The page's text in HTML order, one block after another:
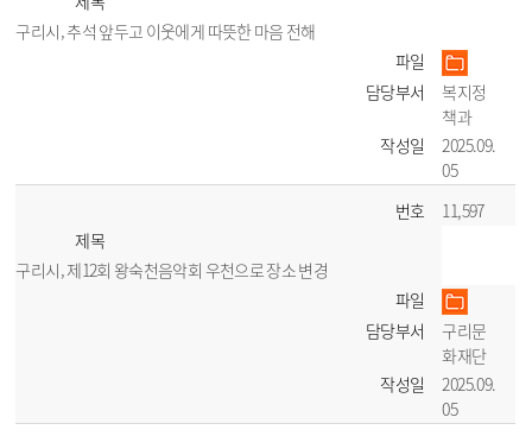
구리시, 추석 앞두고 이웃에게 따뜻한 마음 전해
파일
담당부서
복지정
책과
작성일
2025.09.
05
번호
11,597
제목
구리시, 제12회 왕숙천음악회 우천으로 장소 변경
파일
담당부서
구리문
화재단
작성일
2025.09.
05